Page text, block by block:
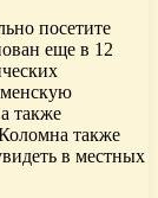
посетите
еще в 12
также
также
в местных